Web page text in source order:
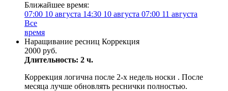
Ближайшее время:
07:00 10 августа 14:30 10 августа 07:00 11 августа
Все
время
Наращивание ресниц Коррекция
2000 руб.
Длительность: 2 ч.
Коррекция логична после 2-х недель носки . После
месяца лучше обновлять реснички полностью.